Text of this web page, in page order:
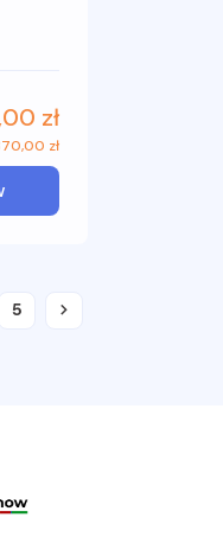
zł
zł
5 keyboard_arrow_right